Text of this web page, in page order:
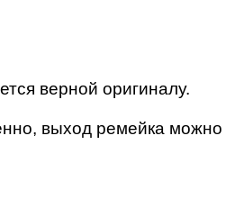
верной оригиналу.
выход ремейка можно